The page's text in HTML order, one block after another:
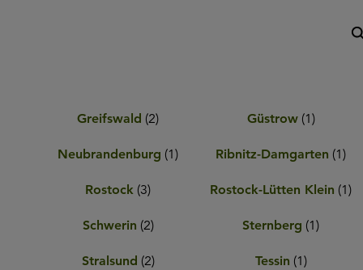
Greifswald (2) Güstrow (1)
Neubrandenburg (1) Ribnitz-Damgarten (1)
Rostock (3) Rostock-Lütten Klein (1)
Schwerin (2) Sternberg (1)
Stralsund (2) Tessin (1)